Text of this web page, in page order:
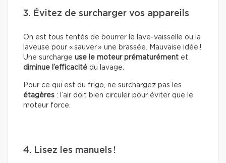
3. Évitez de surcharger vos appareils
On est tous tentés de bourrer le lave-vaisselle ou la
laveuse pour « sauver » une brassée. Mauvaise idée !
Une surcharge use le moteur prématurément et
diminue l’efficacité du lavage.
Pour ce qui est du frigo, ne surchargez pas les
étagères : l’air doit bien circuler pour éviter que le
moteur force.
4. Lisez les manuels !